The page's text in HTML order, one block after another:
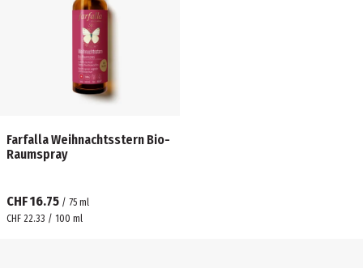
Farfalla Weihnachtsstern Bio-
Raumspray
CHF 16.75 / 75 ml
CHF 22.33 / 100 ml